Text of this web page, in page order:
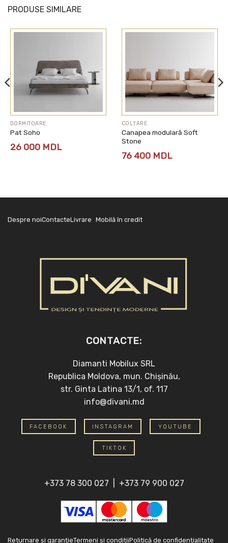
PRODUSE SIMILARE
DORMITOARE
Pat Soho
26 000 MDL
COLȚARE
Canapea modulară Soft
Stone
76 400 MDL
Despre noiContacteLivrare Mobilă în credit
CONTACTE:
Diamanti Mobilux SRL
Republica Moldova, mun. Chișinău,
str. Ginta Latina 13/1, of. 117
info@divani.md
FACEBOOK INSTAGRAM YOUTUBE
TIKTOK
+373 78 300 027 +373 79 900 027
Returnare și garanțieTermeni și condițiiPolitică de confidențialitate